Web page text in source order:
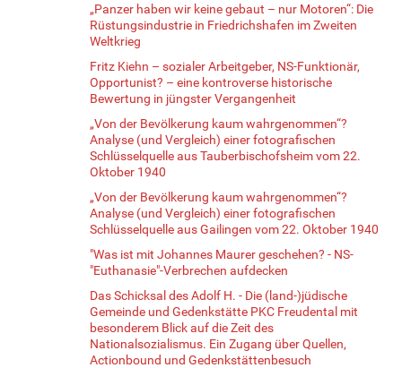
„Panzer haben wir keine gebaut – nur Motoren“: Die
Rüstungsindustrie in Friedrichshafen im Zweiten
Weltkrieg
Fritz Kiehn – sozialer Arbeitgeber, NS-Funktionär,
Opportunist? – eine kontroverse historische
Bewertung in jüngster Vergangenheit
„Von der Bevölkerung kaum wahrgenommen“?
Analyse (und Vergleich) einer fotografischen
Schlüsselquelle aus Tauberbischofsheim vom 22.
Oktober 1940
„Von der Bevölkerung kaum wahrgenommen“?
Analyse (und Vergleich) einer fotografischen
Schlüsselquelle aus Gailingen vom 22. Oktober 1940
"Was ist mit Johannes Maurer geschehen? - NS-
"Euthanasie"-Verbrechen aufdecken
Das Schicksal des Adolf H. - Die (land-)jüdische
Gemeinde und Gedenkstätte PKC Freudental mit
besonderem Blick auf die Zeit des
Nationalsozialismus. Ein Zugang über Quellen,
Actionbound und Gedenkstättenbesuch